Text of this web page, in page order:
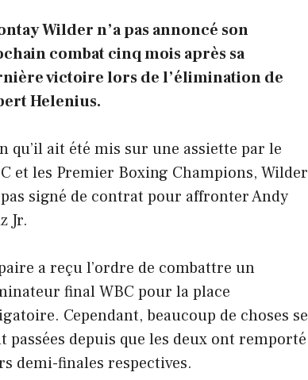
Wilder n’a pas annoncé son
combat cinq mois après sa
victoire lors de l’élimination de
Helenius.
qu’il ait été mis sur une assiette par le
et les Premier Boxing Champions, Wilder
pas signé de contrat pour affronter Andy
Jr.
a reçu l’ordre de combattre un
final WBC pour la place
Cependant, beaucoup de choses se
passées depuis que les deux ont remporté
demi-finales respectives.